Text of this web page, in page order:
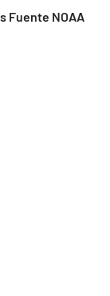
Fuente NOAA